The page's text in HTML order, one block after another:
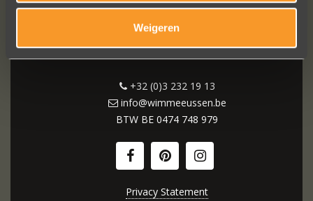
Weigeren
Wijngaardstraat 11
2000 Antwerpen (België)
+32 (0)3 232 19 13
info@wimmeeussen.be
BTW BE 0474 748 979
Privacy Statement